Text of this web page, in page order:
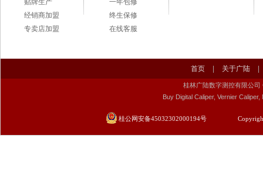
贴牌生产
经销商加盟
专卖店加盟
一年包修
终生保修
在线客服
首页 关于广陆
桂林广陆数字测控有限公司
Buy Digital Caliper, Vernier
桂公网安备45032302000194号